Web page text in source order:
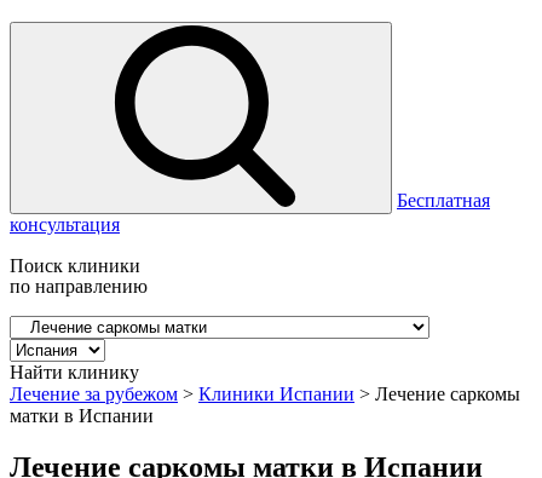
Бесплатная
консультация
Поиск клиники
по направлению
Найти клинику
Лечение за рубежом > Клиники Испании > Лечение саркомы
матки в Испании
Лечение саркомы матки в Испании